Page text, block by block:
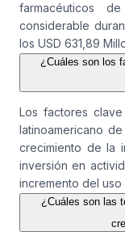
farmacéuticos
considerable
los USD 631,89
¿Cuáles son los
Los factores
latinoamericano
crecimiento de la
inversión en
incremento del
¿Cuáles son las